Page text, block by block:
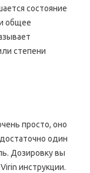
состояние
общее
степени
просто, оно
один
Дозировку вы
инструкции.